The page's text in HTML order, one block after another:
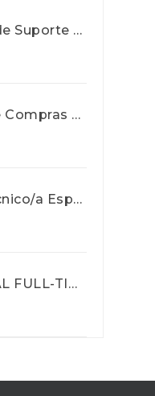
Operador de Suporte Operacional
Analista de Compras e Contratos (Banca)
CET de Técnico/a Especialista em Comércio Internacional (Nível 5)
COMERCIAL FULL-TIME